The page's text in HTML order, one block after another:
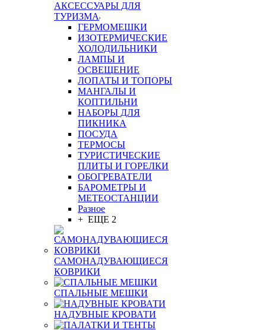
АКСЕССУАРЫ ДЛЯ
ТУРИЗМА
ГЕРМОМЕШКИ
ИЗОТЕРМИЧЕСКИЕ
ХОЛОДИЛЬНИКИ
ЛАМПЫ И
ОСВЕЩЕНИЕ
ЛОПАТЫ И ТОПОРЫ
МАНГАЛЫ И
КОПТИЛЬНИ
НАБОРЫ ДЛЯ
ПИКНИКА
ПОСУДА
ТЕРМОСЫ
ТУРИСТИЧЕСКИЕ
ПЛИТЫ И ГОРЕЛКИ
ОБОГРЕВАТЕЛИ
БАРОМЕТРЫ И
МЕТЕОСТАНЦИИ
Разное
+ ЕЩЕ 2
САМОНАДУВАЮЩИЕСЯ
КОВРИКИ
СПАЛЬНЫЕ МЕШКИ
НАДУВНЫЕ КРОВАТИ